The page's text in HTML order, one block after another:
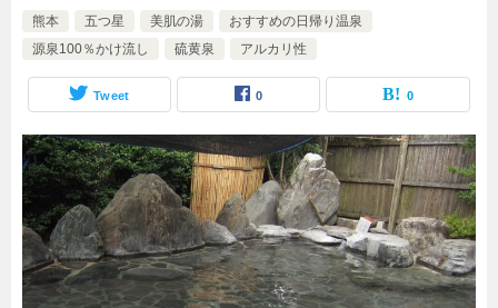
熊本
五つ星 美肌の湯
おすすめの日帰り温泉
源泉100％かけ流し
硫黄泉 アルカリ性
Tweet 0 0